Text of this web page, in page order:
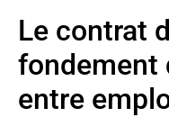
Le contrat
fondement
entre